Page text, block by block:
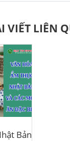
VIẾT LIÊN
Bản